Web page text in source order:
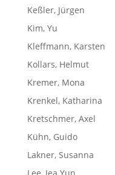
Keßler, Jürgen
Kim, Yu
Kleffmann, Karsten
Kollars, Helmut
Kremer, Mona
Krenkel, Katharina
Kretschmer, Axel
Kühn, Guido
Lakner, Susanna